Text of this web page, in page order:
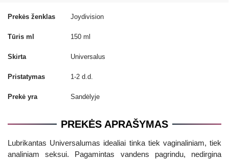
Prekės ženklas Joydivision
Tūris ml 150 ml
Skirta Universalus
Pristatymas 1-2 d.d.
Prekė yra Sandėlyje
PREKĖS APRAŠYMAS
Lubrikantas Universalumas idealiai tinka tiek vaginaliniam, tiek
analiniam seksui. Pagamintas vandens pagrindu, nedirgina